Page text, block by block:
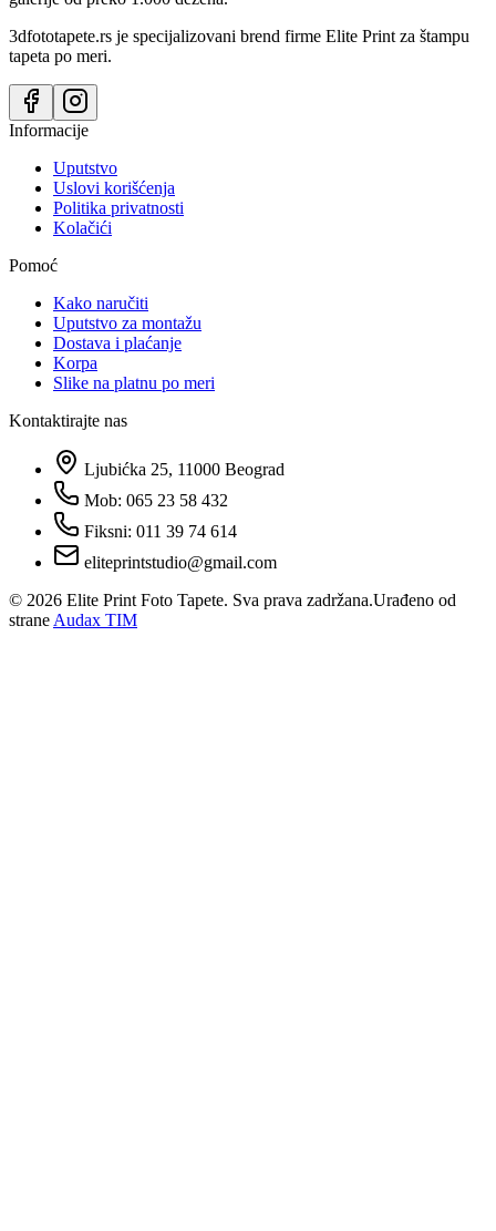
3dfototapete.rs je specijalizovani brend firme Elite Print za štampu
tapeta po meri.
Informacije
Uputstvo
Uslovi korišćenja
Politika privatnosti
Kolačići
Pomoć
Kako naručiti
Uputstvo za montažu
Dostava i plaćanje
Korpa
Slike na platnu po meri
Kontaktirajte nas
Ljubićka 25, 11000 Beograd
Mob: 065 23 58 432
Fiksni: 011 39 74 614
eliteprintstudio@gmail.com
© 2026 Elite Print Foto Tapete. Sva prava zadržana.Urađeno od
strane Audax TIM